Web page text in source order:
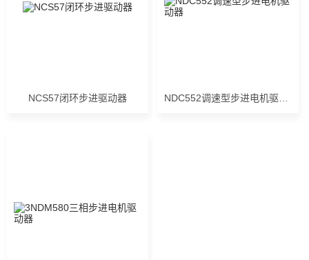
NCS57闭环步进驱动器 NDC552调速型步进电机驱动器